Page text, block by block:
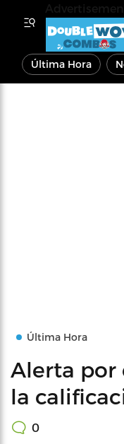
Última Hora
Última Hora
Alerta por
la
0